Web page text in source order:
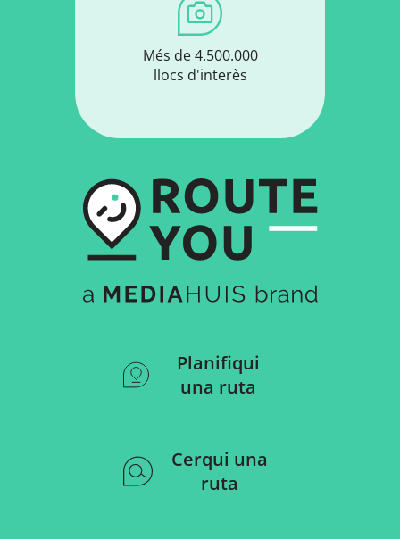
Més de 4.500.000
llocs d'interès
Planifiqui
una ruta
Cerqui una
ruta